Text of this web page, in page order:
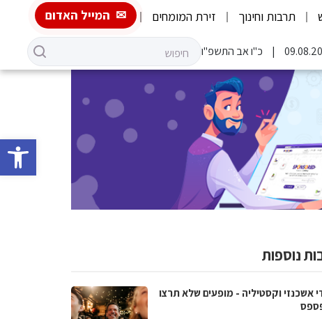
פתח
תרבות וחינוך זירת המומחים המייל האדום
כ"ו אב התשפ"ו
נוספות
אשכנזי וקסטיליה - מופעים שלא תרצו